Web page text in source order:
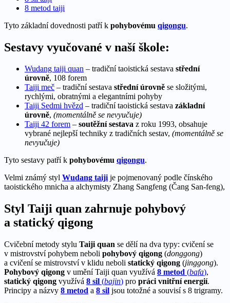
8 metod taiji
Tyto základní dovednosti patří k pohybovému qigongu.
Sestavy vyučované v naší škole:
Wudang taiji quan – tradiční taoistická sestava střední
úrovně, 108 forem
Taiji meč – tradiční sestava střední úrovně se složitými,
rychlými, obratnými a elegantními pohyby
Taiji Sedmi hvězd – tradiční taoistická sestava základní
úrovně, (momentálně se nevyučuje)
Taiji 42 forem – soutěžní sestava z roku 1993, obsahuje
vybrané nejlepší techniky z tradičních sestav, (momentálně se
nevyučuje)
Tyto sestavy patří k pohybovému qigongu.
Velmi známý styl Wudang taijije pojmenovaný podle čínského
taoistického mnicha a alchymisty Zhang Sangfeng (Čang San-feng),
Styl Taiji quan zahrnuje pohybový
a statický qigong
Cvičební metody stylu Taiji quan se dělí na dva typy: cvičení se
v mistrovství pohybem neboli pohybový qigong (donggong)
a cvičení se mistrovství v klidu neboli statický qigong (jinggong).
Pohybový qigong v umění Taiji quan využívá 8 metod (bafa),
statický qigong využívá 8 sil (bajin) pro práci vnitřní energií.
Principy a názvy 8 metod a 8 sil jsou totožné a souvisí s 8 trigramy.